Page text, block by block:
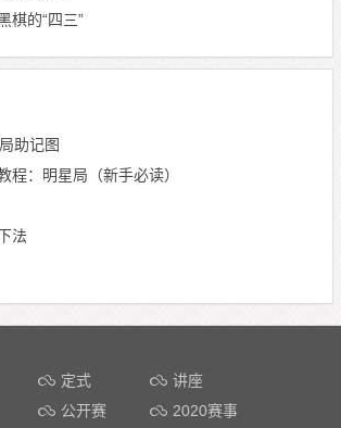
棋的“四三”
助记图
程：明星局（新手必读）
法
定式
讲座
公开赛 2020赛事